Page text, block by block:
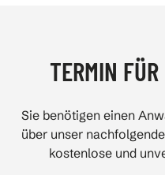
TERMIN
Sie benötigen einen
über unser
kostenlose und